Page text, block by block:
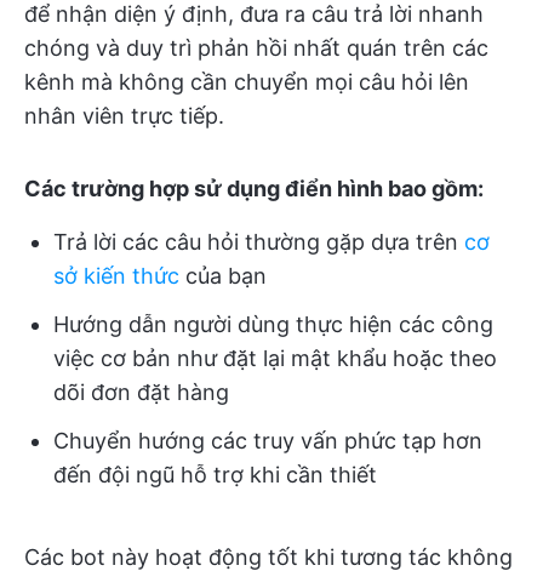
để nhận diện ý định, đưa ra câu trả lời nhanh
chóng và duy trì phản hồi nhất quán trên các
kênh mà không cần chuyển mọi câu hỏi lên
nhân viên trực tiếp.
Các trường hợp sử dụng điển hình bao gồm:
Trả lời các câu hỏi thường gặp dựa trên cơ
sở kiến thức của bạn
Hướng dẫn người dùng thực hiện các công
việc cơ bản như đặt lại mật khẩu hoặc theo
dõi đơn đặt hàng
Chuyển hướng các truy vấn phức tạp hơn
đến đội ngũ hỗ trợ khi cần thiết
Các bot này hoạt động tốt khi tương tác không